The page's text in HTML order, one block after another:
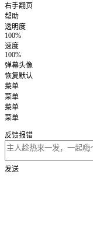
右手翻页
帮助
透明度
100%
速度
100%
弹幕头像
恢复默认
菜单
菜单
菜单
菜单
反馈报错
发送